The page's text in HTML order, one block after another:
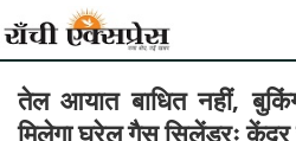
तेल आयात बाधित नहीं,
मिलेगा घरेलू गैस सिलेंडरः